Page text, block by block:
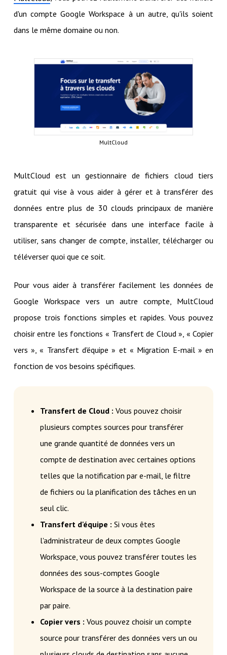
d'un compte Google Workspace à un autre, qu'ils soient
dans le même domaine ou non.
MultCloud
MultCloud est un gestionnaire de fichiers cloud tiers
gratuit qui vise à vous aider à gérer et à transférer des
données entre plus de 30 clouds principaux de manière
transparente et sécurisée dans une interface facile à
utiliser, sans changer de compte, installer, télécharger ou
téléverser quoi que ce soit.
Pour vous aider à transférer facilement les données de
Google Workspace vers un autre compte, MultCloud
propose trois fonctions simples et rapides. Vous pouvez
choisir entre les fonctions « Transfert de Cloud », « Copier
vers », « Transfert d'équipe » et « Migration E-mail » en
fonction de vos besoins spécifiques.
Transfert de Cloud : Vous pouvez choisir
plusieurs comptes sources pour transférer
une grande quantité de données vers un
compte de destination avec certaines options
telles que la notification par e-mail, le filtre
de fichiers ou la planification des tâches en un
seul clic.
Transfert d'équipe : Si vous êtes
l'administrateur de deux comptes Google
Workspace, vous pouvez transférer toutes les
données des sous-comptes Google
Workspace de la source à la destination paire
par paire.
Copier vers : Vous pouvez choisir un compte
source pour transférer des données vers un ou